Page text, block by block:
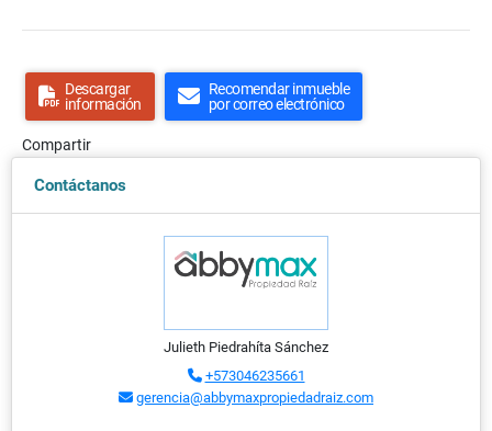
Descargar
información
Recomendar inmueble
por correo electrónico
Compartir
Contáctanos
Julieth Piedrahíta Sánchez
+573046235661
gerencia@abbymaxpropiedadraiz.com